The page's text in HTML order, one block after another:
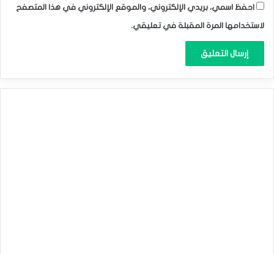
احفظ اسمي، بريدي الإلكتروني، والموقع الإلكتروني في هذا المتصفح
لاستخدامها المرة المقبلة في تعليقي.